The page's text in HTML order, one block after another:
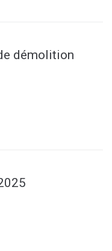
démolition